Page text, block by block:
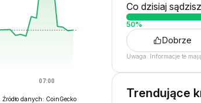
Źródło danych: CoinGecko
Co dzisiaj
50%
Dobrze
Uwaga: Informacje te
Trendujące